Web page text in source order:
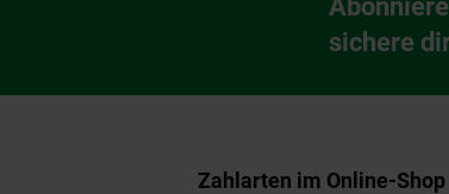
Newsletter
sichere
Zahlarten im Online-Shop